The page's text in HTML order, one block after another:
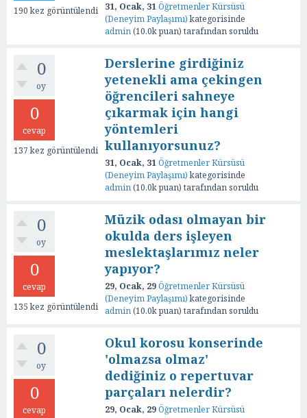
190kez görüntülendi 31, Ocak, 31Öğretmenler Kürsüsü
(Deneyim Paylaşımı)kategorisinde
admin(10.0kpuan) tarafından soruldu
0
oy
0
cevap
137kez görüntülendi
Derslerine girdiğiniz
yetenekli ama çekingen
öğrencileri sahneye
çıkarmak için hangi
yöntemleri
kullanıyorsunuz?
31, Ocak, 31Öğretmenler Kürsüsü
(Deneyim Paylaşımı)kategorisinde
admin(10.0kpuan) tarafından soruldu
0
oy
0
cevap
135kez görüntülendi
Müzik odası olmayan bir
okulda ders işleyen
meslektaşlarımız neler
yapıyor?
29, Ocak, 29Öğretmenler Kürsüsü
(Deneyim Paylaşımı)kategorisinde
admin(10.0kpuan) tarafından soruldu
0
oy
0
cevap
Okul korosu konserinde
'olmazsa olmaz'
dediğiniz o repertuvar
parçaları nelerdir?
29, Ocak, 29Öğretmenler Kürsüsü